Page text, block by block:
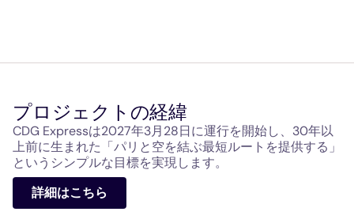
プロジェクトの経緯
CDG Expressは2027年3月28日に運行を開始し、30年以
上前に生まれた「パリと空を結ぶ最短ルートを提供する」
というシンプルな目標を実現します。
詳細はこちら